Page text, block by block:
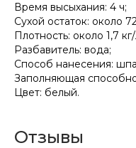
Время высыхания: 4 ч;
Сухой остаток: около
Плотность: около 1,7 кг/
Разбавитель: вода;
Способ нанесения:
Заполняющая
Цвет: белый.
Отзывы